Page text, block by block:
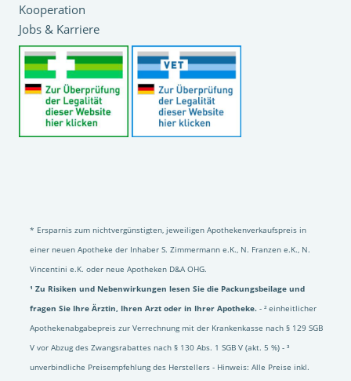
Kooperation
Jobs & Karriere
* Ersparnis zum nichtvergünstigten, jeweiligen Apothekenverkaufspreis in
einer neuen Apotheke der Inhaber S. Zimmermann e.K., N. Franzen e.K., N.
Vincentini e.K. oder neue Apotheken D&A OHG.
¹ Zu Risiken und Nebenwirkungen lesen Sie die Packungsbeilage und
fragen Sie Ihre Ärztin, Ihren Arzt oder in Ihrer Apotheke. - ² einheitlicher
Apothekenabgabepreis zur Verrechnung mit der Krankenkasse nach § 129 SGB
V vor Abzug des Zwangsrabattes nach § 130 Abs. 1 SGB V (akt. 5 %) - ³
unverbindliche Preisempfehlung des Herstellers - Hinweis: Alle Preise inkl.